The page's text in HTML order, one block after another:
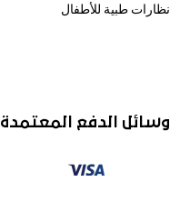
نظارات طبية للأطفال
وسائل الدفع المعتمدة